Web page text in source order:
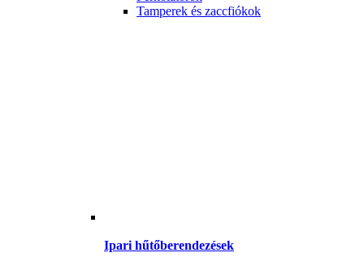
Tamperek és zaccfiókok
Ipari hűtőberendezések